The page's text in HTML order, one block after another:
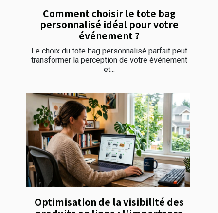
Comment choisir le tote bag
personnalisé idéal pour votre
événement ?
Le choix du tote bag personnalisé parfait peut
transformer la perception de votre événement
et...
Optimisation de la visibilité des